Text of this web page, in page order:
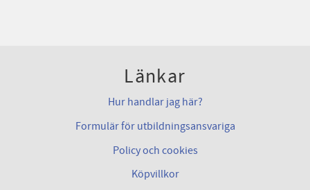
Länkar
Hur handlar jag här?
Formulär för utbildningsansvariga
Policy och cookies
Köpvillkor